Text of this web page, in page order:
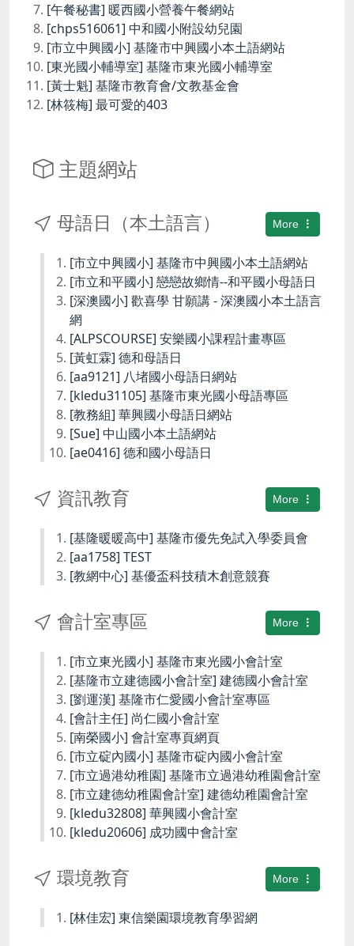
[午餐秘書] 暖西國小營養午餐網站
[chps516061] 中和國小附設幼兒園
[市立中興國小] 基隆市中興國小本土語網站
[東光國小輔導室] 基隆市東光國小輔導室
[黃士魁] 基隆市教育會/文教基金會
[林筱梅] 最可愛的403
主題網站
More
母語日（本土語言）
[市立中興國小] 基隆市中興國小本土語網站
[市立和平國小] 戀戀故鄉情--和平國小母語日
[深澳國小] 歡喜學 甘願講 - 深澳國小本土語言
網
[ALPSCOURSE] 安樂國小課程計畫專區
[黃虹霖] 德和母語日
[aa9121] 八堵國小母語日網站
[kledu31105] 基隆市東光國小母語專區
[教務組] 華興國小母語日網站
[Sue] 中山國小本土語網站
[ae0416] 德和國小母語日
More
資訊教育
[基隆暖暖高中] 基隆市優先免試入學委員會
[aa1758] TEST
[教網中心] 基優盃科技積木創意競賽
More
會計室專區
[市立東光國小] 基隆市東光國小會計室
[基隆市立建德國小會計室] 建德國小會計室
[劉運漢] 基隆市仁愛國小會計室專區
[會計主任] 尚仁國小會計室
[南榮國小] 會計室專頁網頁
[市立碇內國小] 基隆市碇內國小會計室
[市立過港幼稚園] 基隆市立過港幼稚園會計室
[市立建德幼稚園會計室] 建德幼稚園會計室
[kledu32808] 華興國小會計室
[kledu20606] 成功國中會計室
More
環境教育
[林佳宏] 東信樂園環境教育學習網